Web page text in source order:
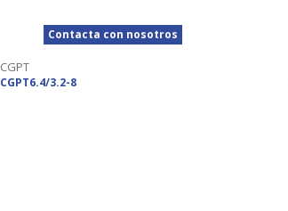
Contacta con nosotros
CGPT
CGPT6.4/3.2-8